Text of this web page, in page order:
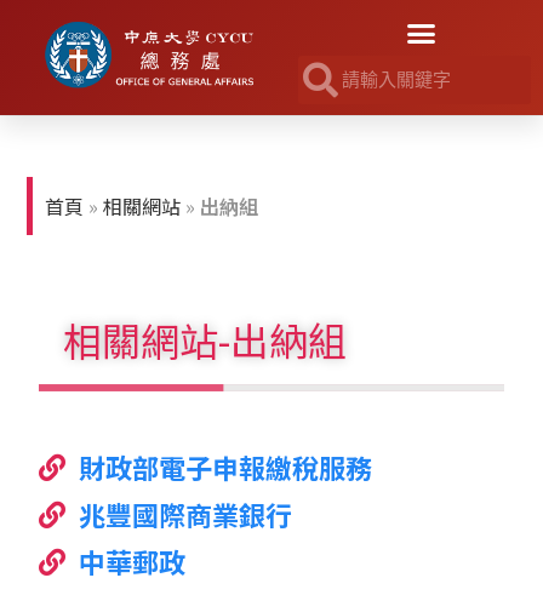
首頁 »相關網站 » 出納組
相關網站-出納組
財政部電子申報繳稅服務
兆豐國際商業銀行
中華郵政